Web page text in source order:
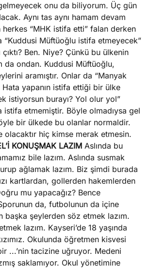
onu da biliyorum. Üç gün
Aynı tas aynı hamam devam
“MHK istifa etti” falan derken
“Kuddusi Müftüoğlu istifa etmeyecek”
Ben. Niye? Çünkü bu ülkenin
da ondan. Kuddusi Müftüoğlu,
aramıştır. Onlar da “Manyak
Hata yapanın istifa ettiği bir ülke
istiyorsun burayı? Yol olur yol”
istifa etmemiştir. Böyle olmadıysa gel
bir ülkede bu olanlar normaldir.
olacaktır hiç kimse merak etmesin.
KONUŞMAK LAZIM Aslında bu
bile lazım. Aslında susmak
ağlamak lazım. Biz şimdi burada
kartlardan, gollerden hakemlerden
mu yapacağız? Bence
da, futbolunun da içine
başka şeylerden söz etmek lazım.
lazım. Kayseri’de 18 yaşında
Okulunda öğretmen kisvesi
...’nin tacizine uğruyor. Medeni
saklamıyor. Okul yönetimine